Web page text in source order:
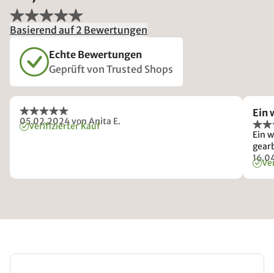
Basierend auf 2 Bewertungen
Echte Bewertungen
Geprüft von Trusted Shops
05.02.2024von Anita E.
Verifizierter Kauf
Ein
Ein